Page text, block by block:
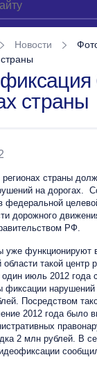
Новости
страны
страны
на дорогах.
федеральной
дорожного
РФ.
функционируют в
такой центр
один июль 2012 года
фиксации
Посредством
2012 года было
2 млн рублей. В